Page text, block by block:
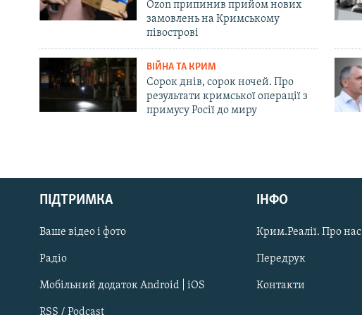
Русский
Qırımtatar
ДОЛУЧАЙСЯ!
Ozon припинив прийом нових
замовлень на Кримському
півострові
ВІЙНА ТА КРИМ
Сорок днів, сорок ночей. Про
результати кримської операції з
примусу Росії до миру
ПІДТРИМКА
Ваше відео і фото
Радіо
Мобільний додаток Android | iOS
RSS / Podcast
ІНФО
Крим.Реалії. Про нас
Передрук
Контакти